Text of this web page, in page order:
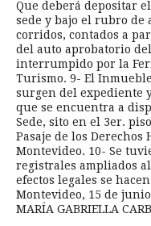
Que deberá depositar
sede y bajo el rubro de
corridos, contados a
del auto aprobatorio
interrumpido por la
Turismo. 9- El
surgen del expediente
que se encuentra a
Sede, sito en el 3er.
Pasaje de los Derechos
Montevideo. 10- Se
registrales ampliados
efectos legales se
Montevideo, 15 de junio
MARÍA GABRIELLA